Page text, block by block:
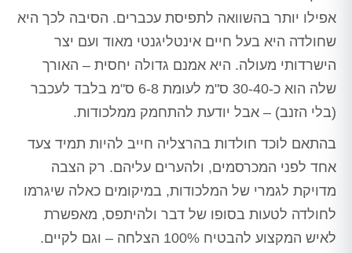
אפילו יותר בהשוואה לתפיסת עכברים. הסיבה לכך היא
שחולדה היא בעל חיים אינטליגנטי מאוד ועם יצר
הישרדותי מעולה. היא אמנם גדולה יחסית – האורך
שלה הוא כ-30-40 ס"מ לעומת 6-8 ס"מ בלבד לעכבר
(בלי הזנב) – אבל יודעת להתחמק ממלכודות.
בהתאם לוכד חולדות בהרצליה חייב להיות תמיד צעד
אחד לפני המכרסמים, ולהערים עליהם. רק הצבה
מדויקת לגמרי של המלכודות, במיקומים כאלה שיגרמו
לחולדה לטעות בסופו של דבר ולהיתפס, מאפשרת
לאיש המקצוע להבטיח 100% הצלחה – וגם לקיים.